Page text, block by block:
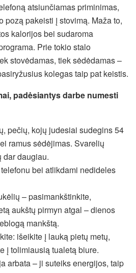
atsiunčiamas priminimas,
pozą pakeisti į stovimą. Maža to,
kalorijos bei sudaroma
Prie tokio stalo
stovėdamas, tiek sėdėdamas –
kolegas taip pat keistis.
padėsiantys darbe numesti
pečių, kojų judesiai sudegins 54
ramus sėdėjimas. Svarelių
dar daugiau.
bei atlikdami nedideles
– pasimankštinkite,
aukštų pirmyn atgal – dienos
mankštą.
išeikite į lauką pietų metų,
į tolimiausią tualetą biure.
arbata – ji suteiks energijos, taip